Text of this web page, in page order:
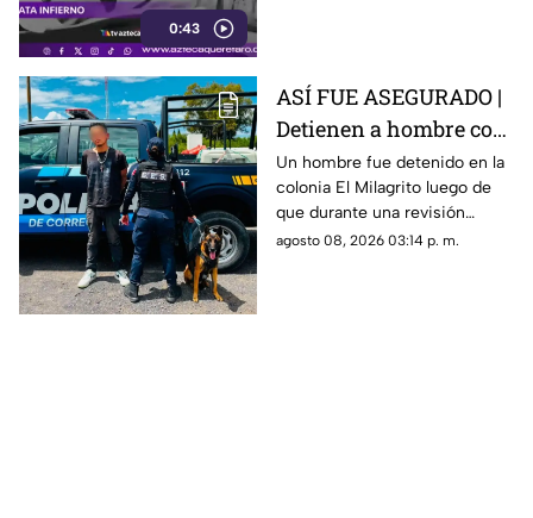
0:43
ASÍ FUE ASEGURADO |
Detienen a hombre con
un arma artesanal y
llaves limadas
Un hombre fue detenido en la
colonia El Milagrito luego de
que durante una revisión
preventiva le encontraran un
agosto 08, 2026 03:14 p. m.